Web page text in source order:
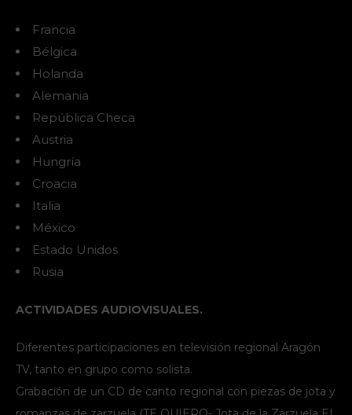
Francia
Bélgica
Holanda
Alemania
República Checa
Austria
Hungría
Croacia
Italia
México
Estado Unidos
Rusia
ACTIVIDADES AUDIOVISUALES.
Diferentes participaciones en televisión regional Aragón
TV, tanto en grupo como solista.
Grabación de un CD de canto regional con piezas de jota y